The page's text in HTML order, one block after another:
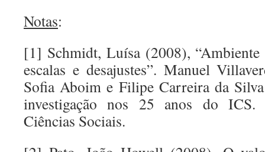
Notas:
[1] Schmidt, Luísa (2008),
escalas e desajustes”. Manuel
Sofia Aboim e Filipe Carreira da
investigação nos 25 anos do ICS.
Ciências Sociais.